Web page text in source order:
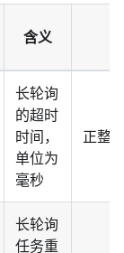
含义
长轮询
的超时
时间，
单位为
毫秒
正整
长轮询
任务重